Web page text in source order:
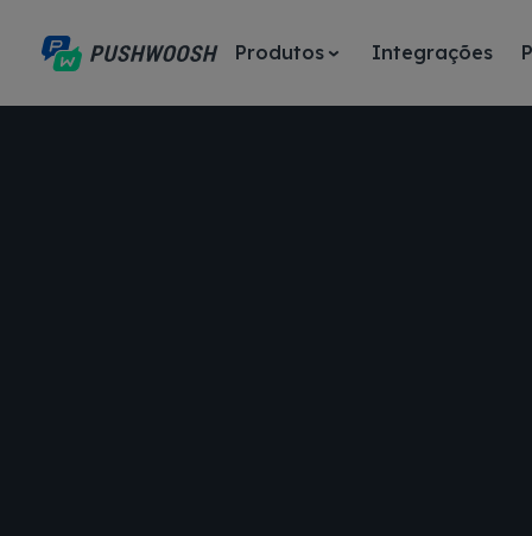
Produtos Integrações